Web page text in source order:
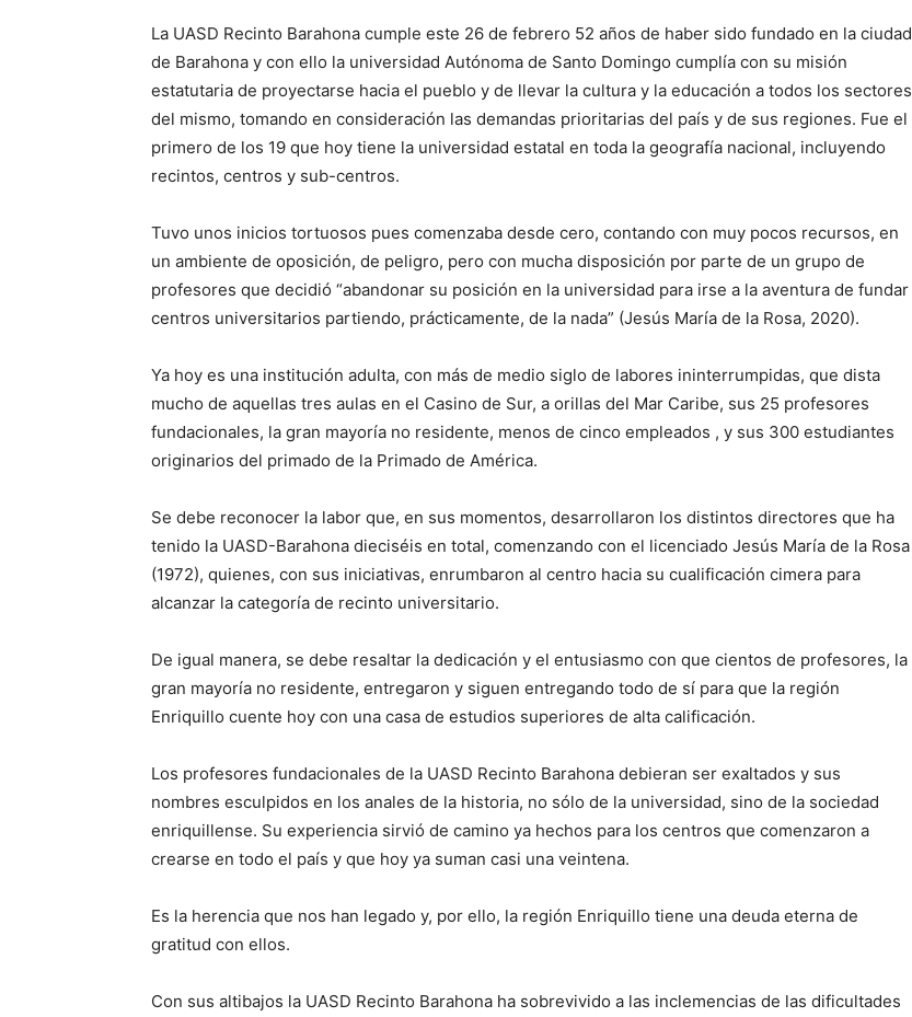
La UASD Recinto Barahona cumple este 26 de febrero 52 años de haber sido fundado en la ciudad
de Barahona y con ello la universidad Autónoma de Santo Domingo cumplía con su misión
estatutaria de proyectarse hacia el pueblo y de llevar la cultura y la educación a todos los sectores
del mismo, tomando en consideración las demandas prioritarias del país y de sus regiones. Fue el
primero de los 19 que hoy tiene la universidad estatal en toda la geografía nacional, incluyendo
recintos, centros y sub-centros.
Tuvo unos inicios tortuosos pues comenzaba desde cero, contando con muy pocos recursos, en
un ambiente de oposición, de peligro, pero con mucha disposición por parte de un grupo de
profesores que decidió “abandonar su posición en la universidad para irse a la aventura de fundar
centros universitarios partiendo, prácticamente, de la nada” (Jesús María de la Rosa, 2020).
Ya hoy es una institución adulta, con más de medio siglo de labores ininterrumpidas, que dista
mucho de aquellas tres aulas en el Casino de Sur, a orillas del Mar Caribe, sus 25 profesores
fundacionales, la gran mayoría no residente, menos de cinco empleados , y sus 300 estudiantes
originarios del primado de la Primado de América.
Se debe reconocer la labor que, en sus momentos, desarrollaron los distintos directores que ha
tenido la UASD-Barahona dieciséis en total, comenzando con el licenciado Jesús María de la Rosa
(1972), quienes, con sus iniciativas, enrumbaron al centro hacia su cualificación cimera para
alcanzar la categoría de recinto universitario.
De igual manera, se debe resaltar la dedicación y el entusiasmo con que cientos de profesores, la
gran mayoría no residente, entregaron y siguen entregando todo de sí para que la región
Enriquillo cuente hoy con una casa de estudios superiores de alta calificación.
Los profesores fundacionales de la UASD Recinto Barahona debieran ser exaltados y sus
nombres esculpidos en los anales de la historia, no sólo de la universidad, sino de la sociedad
enriquillense. Su experiencia sirvió de camino ya hechos para los centros que comenzaron a
crearse en todo el país y que hoy ya suman casi una veintena.
Es la herencia que nos han legado y, por ello, la región Enriquillo tiene una deuda eterna de
gratitud con ellos.
Con sus altibajos la UASD Recinto Barahona ha sobrevivido a las inclemencias de las dificultades